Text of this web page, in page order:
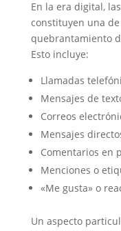
En la era digital, las
constituyen una
quebrantamiento
Esto incluye:
Llamadas
Mensajes de
Correos
Mensajes
Comentarios en
Menciones o
«Me gusta» o
Un aspecto